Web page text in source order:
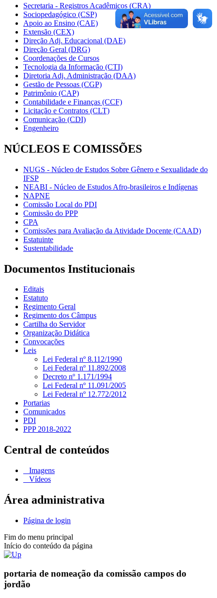
Secretaria - Registros Acadêmicos (CRA)
Sociopedagógico (CSP)
Apoio ao Ensino (CAE)
Extensão (CEX)
Direção Adj. Educacional (DAE)
Direção Geral (DRG)
Coordenações de Cursos
Tecnologia da Informação (CTI)
Diretoria Adj. Administração (DAA)
Gestão de Pessoas (CGP)
Patrimônio (CAP)
Contabilidade e Finanças (CCF)
Licitação e Contratos (CLT)
Comunicação (CDI)
Engenheiro
NÚCLEOS E COMISSÕES
NUGS - Núcleo de Estudos Sobre Gênero e Sexualidade do
IFSP
NEABI - Núcleo de Estudos Afro-brasileiros e Indígenas
NAPNE
Comissão Local do PDI
Comissão do PPP
CPA
Comissões para Avaliação da Atividade Docente (CAAD)
Estatuinte
Sustentabilidade
Documentos Institucionais
Editais
Estatuto
Regimento Geral
Regimento dos Câmpus
Cartilha do Servidor
Organização Didática
Convocações
Leis
Lei Federal nº 8.112/1990
Lei Federal nº 11.892/2008
Decreto nº 1.171/1994
Lei Federal nº 11.091/2005
Lei Federal nº 12.772/2012
Portarias
Comunicados
PDI
PPP 2018-2022
Central de conteúdos
Imagens
Vídeos
Área administrativa
Página de login
Fim do menu principal
Início do conteúdo da página
portaria de nomeação da comissão campos do
jordão